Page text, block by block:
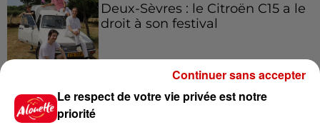
Deux-Sèvres : le Citroën C15 a le
droit à son festival
Un homme décède après une
Le respect de votre vie privée est notre
priorité
Continuer sans accepter